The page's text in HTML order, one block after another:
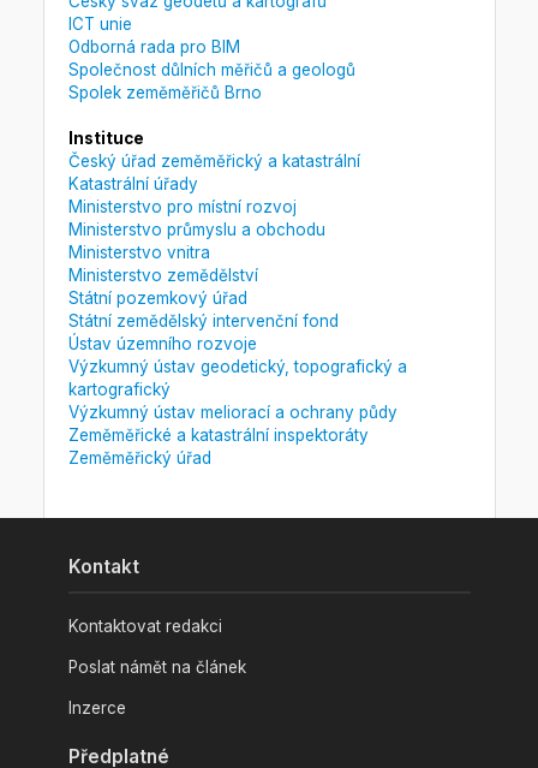
ICT unie
Odborná rada pro BIM
Společnost důlních měřičů a geologů
Spolek zeměměřičů Brno
Instituce
Český úřad zeměměřický a katastrální
Katastrální úřady
Ministerstvo pro místní rozvoj
Ministerstvo průmyslu a obchodu
Ministerstvo vnitra
Ministerstvo zemědělství
Státní pozemkový úřad
Státní zemědělský intervenční fond
Ústav územního rozvoje
Výzkumný ústav geodetický, topografický a
kartografický
Výzkumný ústav meliorací a ochrany půdy
Zeměměřické a katastrální inspektoráty
Zeměměřický úřad
Kontakt
Kontaktovat redakci
Poslat námět na článek
Inzerce
Předplatné